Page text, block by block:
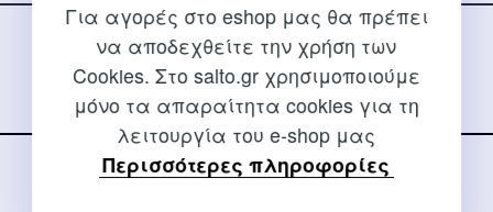
Για αγορές στο eshop μας θα πρέπει
να αποδεχθείτε την χρήση των
Cookies. Στο salto.gr χρησιμοποιούμε
μόνο τα απαραίτητα cookies για τη
λειτουργία του e-shop μας
Περισσότερες πληροφορίες
στα social media